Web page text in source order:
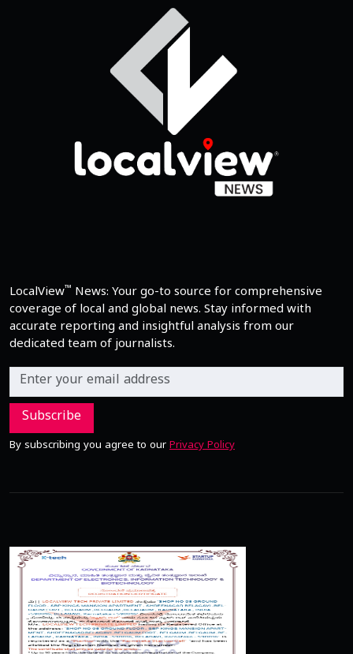
LocalView™ News: Your go-to source for comprehensive
coverage of local and global news. Stay informed with
accurate reporting and insightful analysis from our
dedicated team of journalists.
Subscribe
By subscribing you agree to our Privacy Policy